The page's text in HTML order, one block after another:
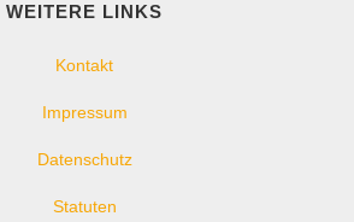
WEITERE LINKS
Kontakt
Impressum
Datenschutz
Statuten